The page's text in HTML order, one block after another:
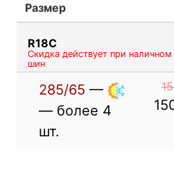
Размер
R18C
Скидка действует при наличном
шин
285/65 —
— более 4
шт.